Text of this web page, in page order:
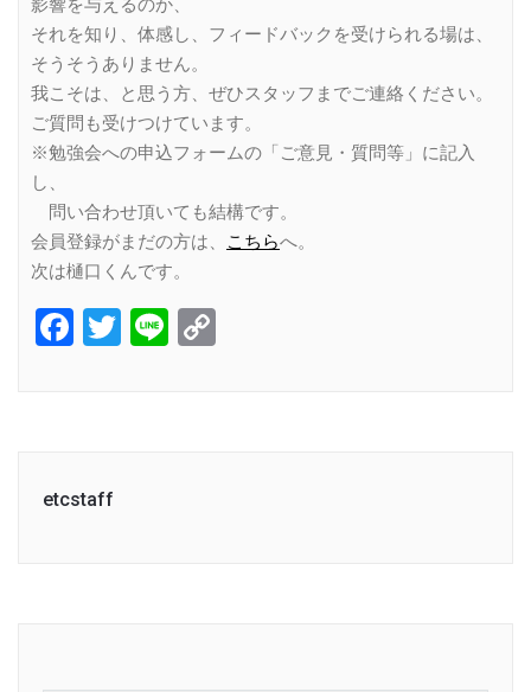
影響を与えるのか、
それを知り、体感し、フィードバックを受けられる場は、
そうそうありません。
我こそは、と思う方、ぜひスタッフまでご連絡ください。
ご質問も受けつけています。
※勉強会への申込フォームの「ご意見・質問等」に記入
し、
問い合わせ頂いても結構です。
会員登録がまだの方は、
こちらへ。
次は樋口くんです。
Facebook
Twitter
Line
etcstaff